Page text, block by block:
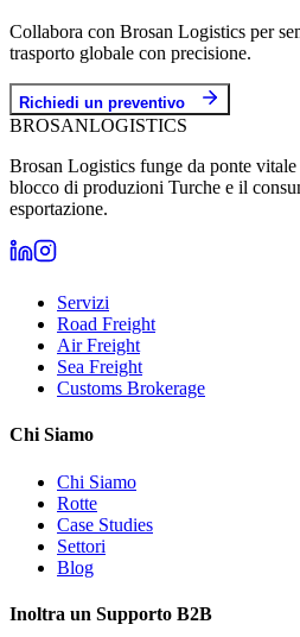
Collabora con Brosan Logistics per
trasporto globale con precisione.
Richiedi un preventivo
BROSANLOGISTICS
Brosan Logistics funge da ponte
blocco di produzioni Turche e il
esportazione.
Servizi
Road Freight
Air Freight
Sea Freight
Customs Brokerage
Chi Siamo
Chi Siamo
Rotte
Case Studies
Settori
Blog
Inoltra un Supporto B2B